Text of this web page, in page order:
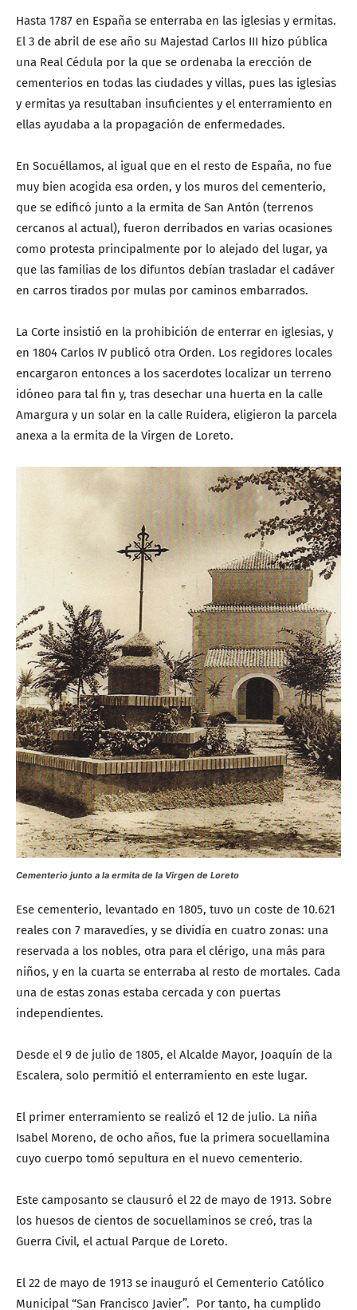
Hasta 1787 en España se enterraba en las iglesias y ermitas.
El 3 de abril de ese año su Majestad Carlos III hizo pública
una Real Cédula por la que se ordenaba la erección de
cementerios en todas las ciudades y villas, pues las iglesias
y ermitas ya resultaban insuficientes y el enterramiento en
ellas ayudaba a la propagación de enfermedades.
En Socuéllamos, al igual que en el resto de España, no fue
muy bien acogida esa orden, y los muros del cementerio,
que se edificó junto a la ermita de San Antón (terrenos
cercanos al actual), fueron derribados en varias ocasiones
como protesta principalmente por lo alejado del lugar, ya
que las familias de los difuntos debían trasladar el cadáver
en carros tirados por mulas por caminos embarrados.
La Corte insistió en la prohibición de enterrar en iglesias, y
en 1804 Carlos IV publicó otra Orden. Los regidores locales
encargaron entonces a los sacerdotes localizar un terreno
idóneo para tal fin y, tras desechar una huerta en la calle
Amargura y un solar en la calle Ruidera, eligieron la parcela
anexa a la ermita de la Virgen de Loreto.
Cementerio junto a la ermita de la Virgen de Loreto
Ese cementerio, levantado en 1805, tuvo un coste de 10.621
reales con 7 maravedíes, y se dividía en cuatro zonas: una
reservada a los nobles, otra para el clérigo, una más para
niños, y en la cuarta se enterraba al resto de mortales. Cada
una de estas zonas estaba cercada y con puertas
independientes.
Desde el 9 de julio de 1805, el Alcalde Mayor, Joaquín de la
Escalera, solo permitió el enterramiento en este lugar.
El primer enterramiento se realizó el 12 de julio. La niña
Isabel Moreno, de ocho años, fue la primera socuellamina
cuyo cuerpo tomó sepultura en el nuevo cementerio.
Este camposanto se clausuró el 22 de mayo de 1913. Sobre
los huesos de cientos de socuellaminos se creó, tras la
Guerra Civil, el actual Parque de Loreto.
El 22 de mayo de 1913 se inauguró el Cementerio Católico
Municipal “San Francisco Javier”. Por tanto, ha cumplido